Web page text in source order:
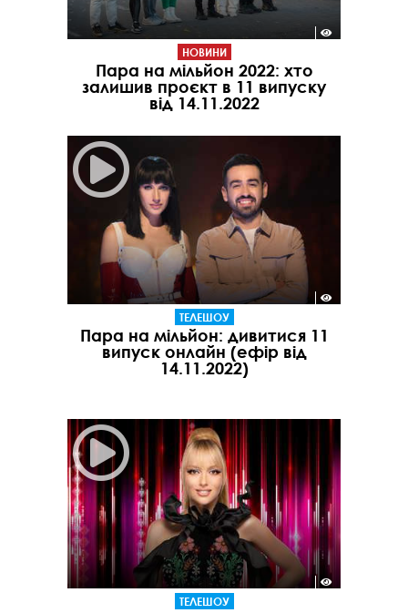
НОВИНИ
Пара на мільйон 2022: хто
залишив проєкт в 11 випуску
від 14.11.2022
ТЕЛЕШОУ
Пара на мільйон: дивитися 11
випуск онлайн (ефір від
14.11.2022)
ТЕЛЕШОУ